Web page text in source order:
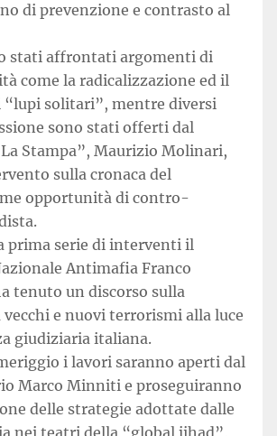
di prevenzione e contrasto al
stati affrontati argomenti di
come la radicalizzazione ed il
“lupi solitari”, mentre diversi
sono stati offerti dal
Stampa”, Maurizio Molinari,
sulla cronaca del
opportunità di contro-
prima serie di interventi il
Antimafia Franco
tenuto un discorso sulla
e nuovi terrorismi alla luce
giudiziaria italiana.
i lavori saranno aperti dal
Marco Minniti e proseguiranno
delle strategie adottate dalle
nei teatri della “global jihad”,